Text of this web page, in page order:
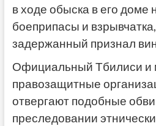
в ходе обыска в его доме
боеприпасы и
задержанный признал
Официальный Тбилиси и
правозащитные
отвергают подобные
преследовании